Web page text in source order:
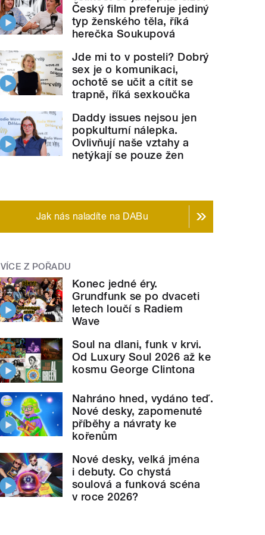
Český film preferuje jediný
typ ženského těla, říká
herečka Soukupová
Jde mi to v posteli? Dobrý
sex je o komunikaci,
ochotě se učit a cítit se
trapně, říká sexkoučka
Daddy issues nejsou jen
popkulturní nálepka.
Ovlivňují naše vztahy a
netýkají se pouze žen
Jak nás naladíte na DABu
VÍCE Z POŘADU
Konec jedné éry.
Grundfunk se po dvaceti
letech loučí s Radiem
Wave
Soul na dlani, funk v krvi.
Od Luxury Soul 2026 až ke
kosmu George Clintona
Nahráno hned, vydáno teď.
Nové desky, zapomenuté
příběhy a návraty ke
kořenům
Nové desky, velká jména
i debuty. Co chystá
soulová a funková scéna
v roce 2026?